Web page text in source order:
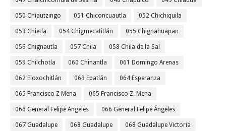
050 Chiautzingo 051 Chiconcuautla 052 Chichiquila
053 Chietla 054 Chigmecatitlán 055 Chignahuapan
056 Chignautla 057 Chila 058 Chila de la Sal
059 Chilchotla 060 Chinantla 061 Domingo Arenas
062 Eloxochitlán 063 Epatlán 064 Esperanza
065 Francisco Z Mena 065 Francisco Z. Mena
066 General Felipe Angeles 066 General Felipe Ángeles
067 Guadalupe 068 Guadalupe 068 Guadalupe Victoria